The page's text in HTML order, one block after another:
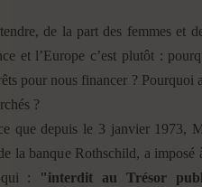
de la part des femmes et
et l’Europe c’est plutôt :
pour nous financer ? Pourquoi
?
que depuis le 3 janvier 1973,
la banque Rothschild, a imposé
: "interdit au Trésor